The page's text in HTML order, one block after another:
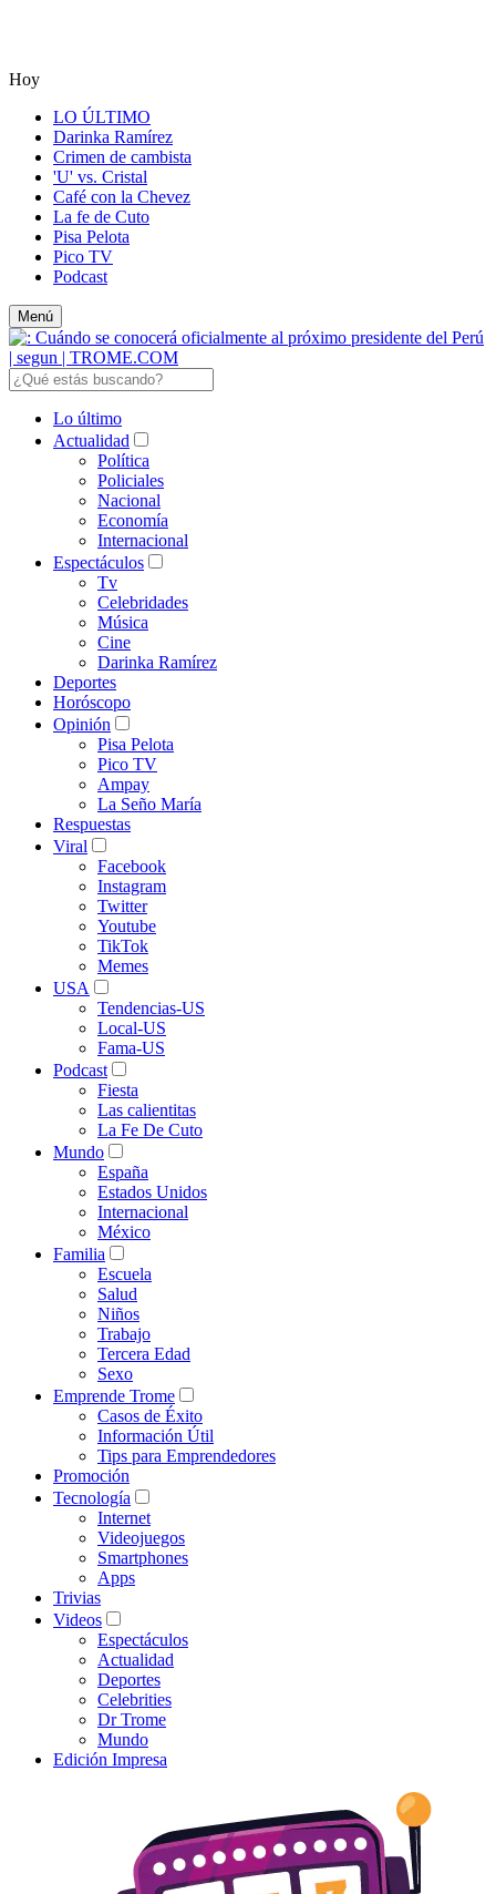
Hoy
LO ÚLTIMO
Darinka Ramírez
Crimen de cambista
'U' vs. Cristal
Café con la Chevez
La fe de Cuto
Pisa Pelota
Pico TV
Podcast
Menú
Lo último
Actualidad
Política
Policiales
Nacional
Economía
Internacional
Espectáculos
Tv
Celebridades
Música
Cine
Darinka Ramírez
Deportes
Horóscopo
Opinión
Pisa Pelota
Pico TV
Ampay
La Seño María
Respuestas
Viral
Facebook
Instagram
Twitter
Youtube
TikTok
Memes
USA
Tendencias-US
Local-US
Fama-US
Podcast
Fiesta
Las calientitas
La Fe De Cuto
Mundo
España
Estados Unidos
Internacional
México
Familia
Escuela
Salud
Niños
Trabajo
Tercera Edad
Sexo
Emprende Trome
Casos de Éxito
Información Útil
Tips para Emprendedores
Promoción
Tecnología
Internet
Videojuegos
Smartphones
Apps
Trivias
Videos
Espectáculos
Actualidad
Deportes
Celebrities
Dr Trome
Mundo
Edición Impresa